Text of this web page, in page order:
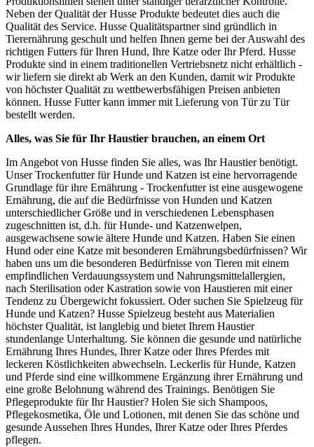
Neben der Qualität der Husse Produkte bedeutet dies auch die
Qualität des Service. Husse Qualitätspartner sind gründlich in
Tierernährung geschult und helfen Ihnen gerne bei der Auswahl des
richtigen Futters für Ihren Hund, Ihre Katze oder Ihr Pferd. Husse
Produkte sind in einem traditionellen Vertriebsnetz nicht erhältlich -
wir liefern sie direkt ab Werk an den Kunden, damit wir Produkte
von höchster Qualität zu wettbewerbsfähigen Preisen anbieten
können. Husse Futter kann immer mit Lieferung von Tür zu Tür
bestellt werden.
Alles, was Sie für Ihr Haustier brauchen, an einem Ort
Im Angebot von Husse finden Sie alles, was Ihr Haustier benötigt.
Unser Trockenfutter für Hunde und Katzen ist eine hervorragende
Grundlage für ihre Ernährung - Trockenfutter ist eine ausgewogene
Ernährung, die auf die Bedürfnisse von Hunden und Katzen
unterschiedlicher Größe und in verschiedenen Lebensphasen
zugeschnitten ist, d.h. für Hunde- und Katzenwelpen,
ausgewachsene sowie ältere Hunde und Katzen. Haben Sie einen
Hund oder eine Katze mit besonderen Ernährungsbedürfnissen? Wir
haben uns um die besonderen Bedürfnisse von Tieren mit einem
empfindlichen Verdauungssystem und Nahrungsmittelallergien,
nach Sterilisation oder Kastration sowie von Haustieren mit einer
Tendenz zu Übergewicht fokussiert. Oder suchen Sie Spielzeug für
Hunde und Katzen? Husse Spielzeug besteht aus Materialien
höchster Qualität, ist langlebig und bietet Ihrem Haustier
stundenlange Unterhaltung. Sie können die gesunde und natürliche
Ernährung Ihres Hundes, Ihrer Katze oder Ihres Pferdes mit
leckeren Köstlichkeiten abwechseln. Leckerlis für Hunde, Katzen
und Pferde sind eine willkommene Ergänzung ihrer Ernährung und
eine große Belohnung während des Trainings. Benötigen Sie
Pflegeprodukte für Ihr Haustier? Holen Sie sich Shampoos,
Pflegekosmetika, Öle und Lotionen, mit denen Sie das schöne und
gesunde Aussehen Ihres Hundes, Ihrer Katze oder Ihres Pferdes
pflegen.